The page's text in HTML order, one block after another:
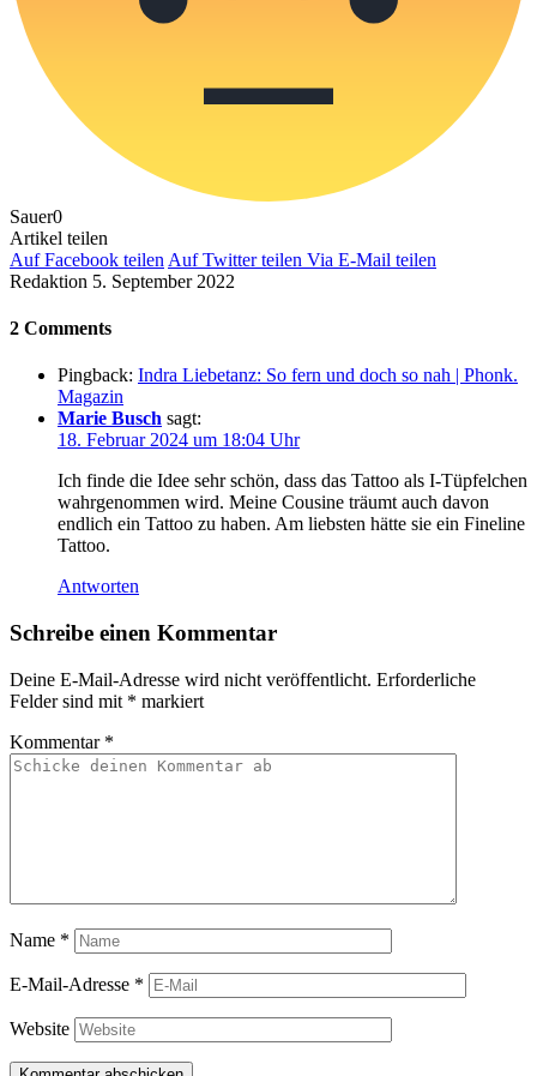
Sauer0
Artikel teilen
Auf Facebook teilen Auf Twitter teilen Via E-Mail teilen
Redaktion 5. September 2022
2 Comments
Pingback: Indra Liebetanz: So fern und doch so nah | Phonk.
Magazin
Marie Busch sagt:
18. Februar 2024 um 18:04 Uhr
Ich finde die Idee sehr schön, dass das Tattoo als I-Tüpfelchen
wahrgenommen wird. Meine Cousine träumt auch davon
endlich ein Tattoo zu haben. Am liebsten hätte sie ein Fineline
Tattoo.
Antworten
Schreibe einen Kommentar
Deine E-Mail-Adresse wird nicht veröffentlicht. Erforderliche
Felder sind mit * markiert
Kommentar *
Name *
E-Mail-Adresse *
Website